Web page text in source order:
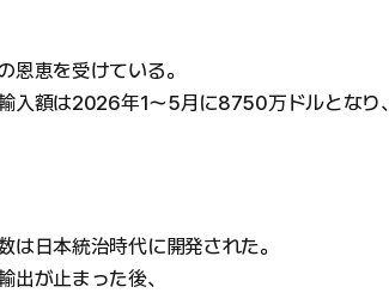
恩恵を受けている。
入額は2026年1〜5月に8750万ドルとなり、
日本統治時代に開発された。
出が止まった後、